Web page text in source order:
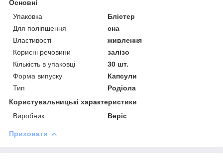
Основні
Упаковка
Блістер
Для поліпшення
сна
Властивості
живлення
Корисні речовини
залізо
Кількість в упаковці
30 шт.
Форма випуску
Капсули
Тип
Родіола
Користувальницькі характеристики
Виробник
Bepic
Приховати